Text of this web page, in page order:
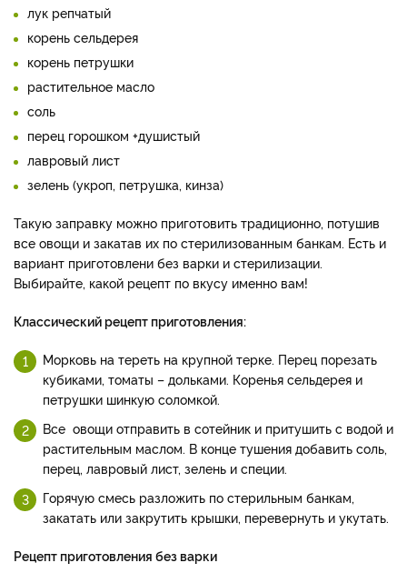
лук репчатый
корень сельдерея
корень петрушки
растительное масло
соль
перец горошком +душистый
лавровый лист
зелень (укроп, петрушка, кинза)
Такую заправку можно приготовить традиционно, потушив
все овощи и закатав их по стерилизованным банкам. Есть и
вариант приготовлени без варки и стерилизации.
Выбирайте, какой рецепт по вкусу именно вам!
Классический рецепт приготовления:
Морковь на тереть на крупной терке. Перец порезать
кубиками, томаты – дольками. Коренья сельдерея и
петрушки шинкую соломкой.
Все овощи отправить в сотейник и притушить с водой и
растительным маслом. В конце тушения добавить соль,
перец, лавровый лист, зелень и специи.
Горячую смесь разложить по стерильным банкам,
закатать или закрутить крышки, перевернуть и укутать.
Рецепт приготовления без варки